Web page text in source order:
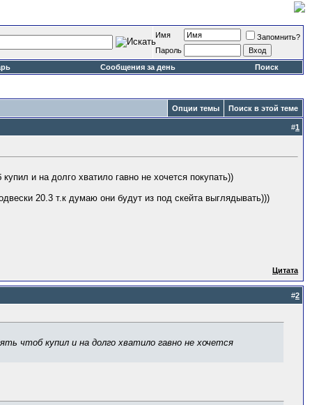
Имя
Запомнить?
Пароль
Сообщения за день Поиск
Опции темы Поиск в этой теме
#1
и на долго хватило гавно не хочется покупать))
20.3 т.к думаю они будут из под скейта выглядывать)))
Цитата
#2
чтоб купил и на долго хватило гавно не хочется